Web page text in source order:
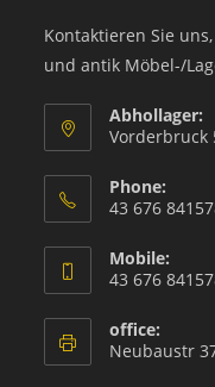
Kontaktieren Sie
und antik Möbel-/
Abhollager:
Vorderbruck
Phone:
43 676
Mobile:
43 676
office:
Neubaustr